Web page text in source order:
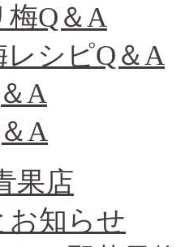
梅Q＆A
レシピQ＆A
A
A
果店
お知らせ